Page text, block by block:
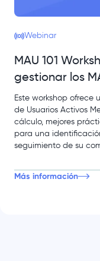
Webinar
MAU 101
gestionar los
Este workshop
de Usuarios Activos
cálculo, mejores
para una
seguimiento de su
Más información